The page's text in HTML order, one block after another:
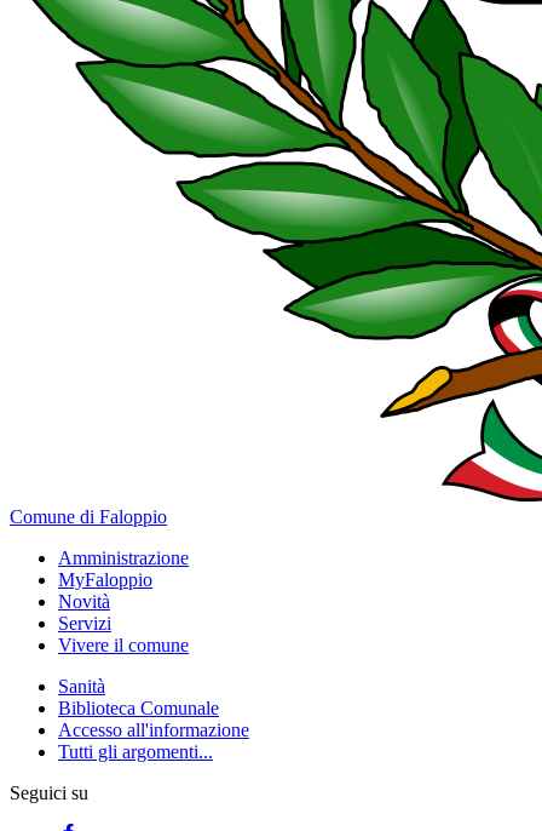
Comune di Faloppio
Amministrazione
MyFaloppio
Novità
Servizi
Vivere il comune
Sanità
Biblioteca Comunale
Accesso all'informazione
Tutti gli argomenti...
Seguici su